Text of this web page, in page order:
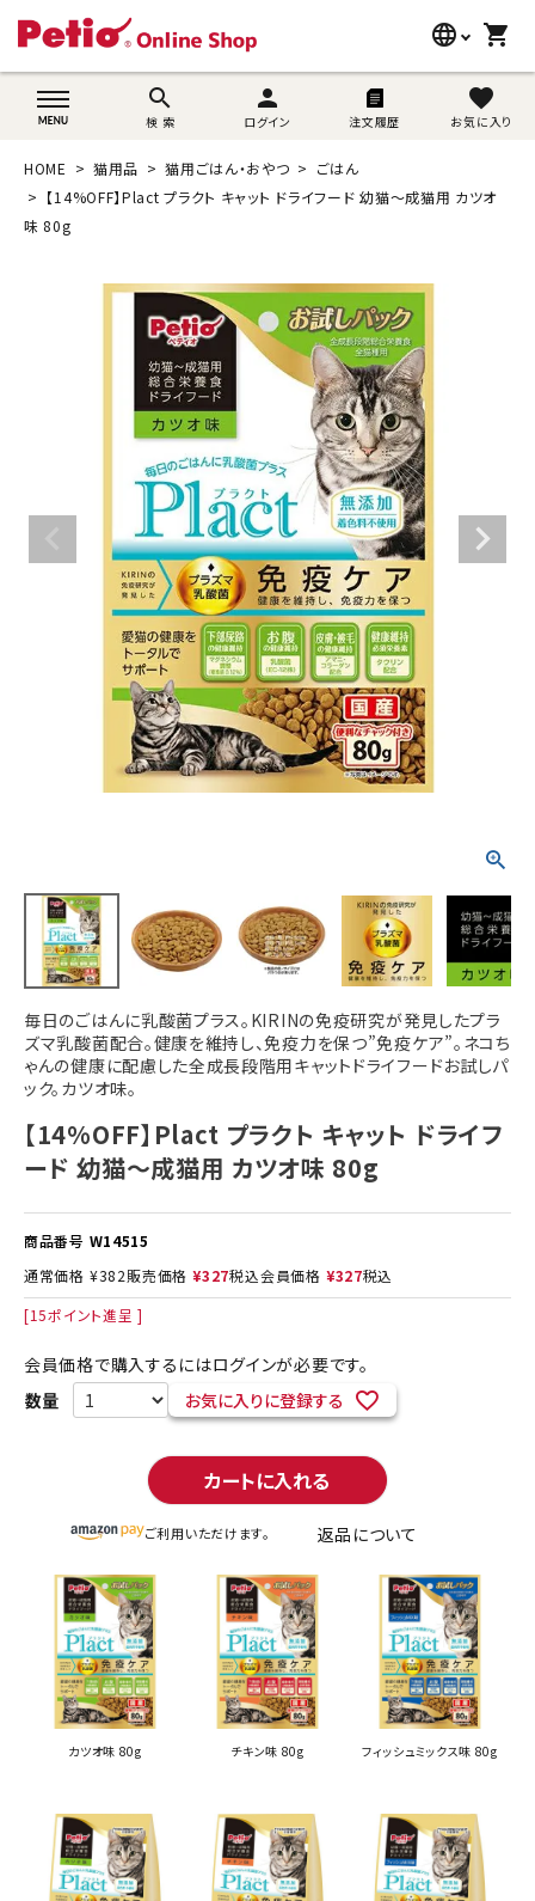
language
wovn-lang-name
shopping_cart
search
検 索
person
ログイン 注文履歴
favorite
お気に入り
search
猫用品
ブランド別に探す
目的別に探す
ご利用案内
ACCOUNT MENU
ようこそ ゲスト 様
person 新規会員登録
HOME 猫用品 猫用ごはん・おやつ
ごはん
【14%OFF】Plact プラクト キャット ドライフード 幼猫～成猫用 カツオ
味 80g
毎日のごはんに乳酸菌プラス。KIRINの免疫研究が発見したプラ
ズマ乳酸菌配合。健康を維持し、免疫力を保つ”免疫ケア”。ネコち
ゃんの健康に配慮した全成長段階用キャットドライフードお試しパ
ック。カツオ味。
【14%OFF】Plact プラクト キャット ドライフ
ード 幼猫～成猫用 カツオ味 80g
商品番号 W14515
通常価格 ¥382販売価格 ¥327税込会員価格 ¥327税込
[15ポイント進呈 ]
会員価格で購入するにはログインが必要です。
お気に入りに登録する
カートに入れる
ご利用いただけます。 返品について
カツオ味 80g チキン味 80g フィッシュミックス味 80g